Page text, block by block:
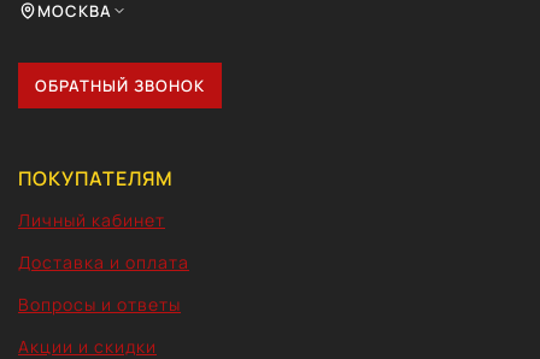
МОСКВА
ОБРАТНЫЙ ЗВОНОК
ПОКУПАТЕЛЯМ
Личный кабинет
Доставка и оплата
Вопросы и ответы
Акции и скидки